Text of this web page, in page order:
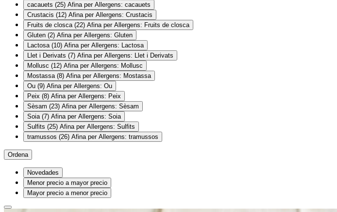
cacauets (25) Afina per Allergens: cacauets
Crustacis (12) Afina per Allergens: Crustacis
Fruits de closca (22) Afina per Allergens: Fruits de closca
Gluten (2) Afina per Allergens: Gluten
Lactosa (10) Afina per Allergens: Lactosa
Llet i Derivats (7) Afina per Allergens: Llet i Derivats
Mollusc (12) Afina per Allergens: Mollusc
Mostassa (8) Afina per Allergens: Mostassa
Ou (9) Afina per Allergens: Ou
Peix (8) Afina per Allergens: Peix
Sèsam (23) Afina per Allergens: Sèsam
Soia (7) Afina per Allergens: Soia
Sulfits (25) Afina per Allergens: Sulfits
tramussos (26) Afina per Allergens: tramussos
Ordena
Novedades
Menor precio a mayor precio
Mayor precio a menor precio